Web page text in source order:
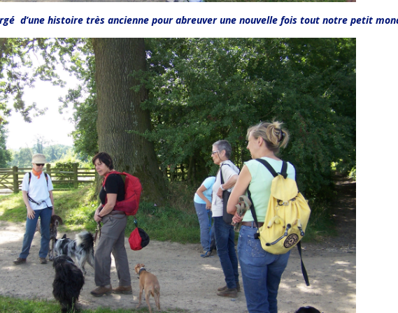
d’une histoire très ancienne pour abreuver une nouvelle fois tout notre petit